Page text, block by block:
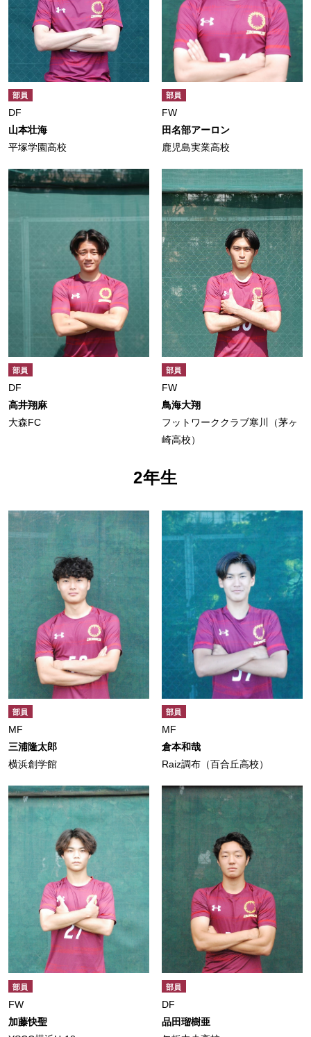
部員
DF
山本壮海
平塚学園高校
部員
FW
田名部アーロン
鹿児島実業高校
部員
DF
高井翔麻
大森FC
部員
FW
鳥海大翔
フットワーククラブ寒川（茅ヶ
崎高校）
2年生
部員
MF
三浦隆太郎
横浜創学館
部員
MF
倉本和哉
Raiz調布（百合丘高校）
部員
FW
加藤快聖
部員
DF
品田瑠樹亜